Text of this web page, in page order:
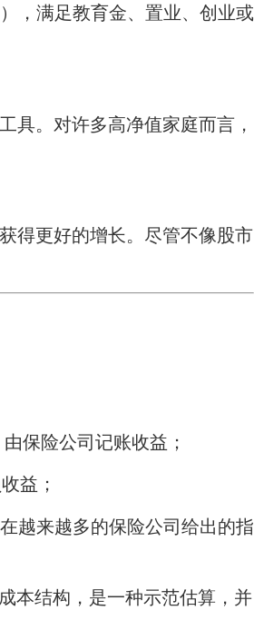
，满足教育金、置业、创业或
具。对许多高净值家庭而言，
得更好的增长。尽管不像股市
保险公司记账收益；
益；
越来越多的保险公司给出的指
本结构，是一种示范估算，并